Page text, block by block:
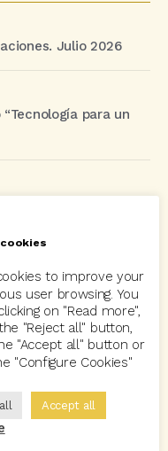
Julio 2026
para un
media de junio,
estratégica para
mediante IA y
to improve your
user browsing. You
on "Read more",
"Reject all" button,
"Accept all" button or
"Configure Cookies"
Accept all